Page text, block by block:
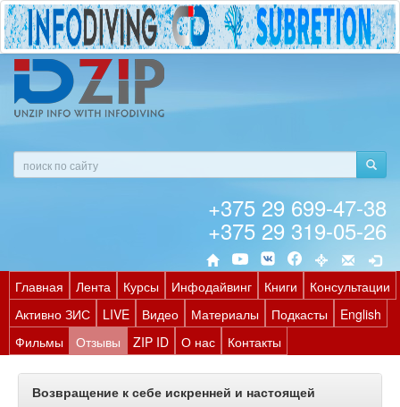
+375 29 699-47-38
+375 29 319-05-26
Главная Лента Курсы Инфодайвинг Книги
Консультации
Активно ЗИС
LIVE Видео Материалы Подкасты
English
Фильмы
Отзывы ZIP ID О нас Контакты
Возвращение к себе искренней и настоящей